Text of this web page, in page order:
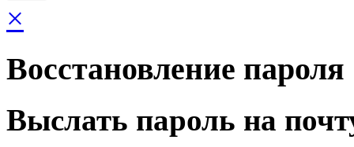
×
Восстановление пароля
Выслать пароль на